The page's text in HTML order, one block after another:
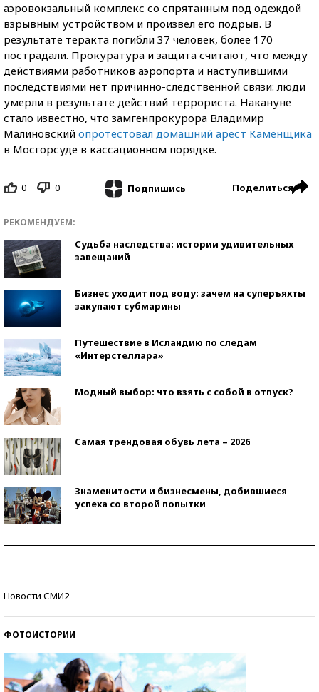
аэровокзальный комплекс со спрятанным под одеждой
взрывным устройством и произвел его подрыв. В
результате теракта погибли 37 человек, более 170
пострадали. Прокуратура и защита считают, что между
действиями работников аэропорта и наступившими
последствиями нет причинно-следственной связи: люди
умерли в результате действий террориста. Накануне
стало известно, что замгенпрокурора Владимир
Малиновский опротестовал домашний арест Каменщика
в Мосгорсуде в кассационном порядке.
0 0 Подпишись Поделиться
РЕКОМЕНДУЕМ:
Судьба наследства: истории удивительных
завещаний
Бизнес уходит под воду: зачем на суперъяхты
закупают субмарины
Путешествие в Исландию по следам
«Интерстеллара»
Модный выбор: что взять с собой в отпуск?
Самая трендовая обувь лета – 2026
Знаменитости и бизнесмены, добившиеся
успеха со второй попытки
Новости СМИ2
ФОТОИСТОРИИ